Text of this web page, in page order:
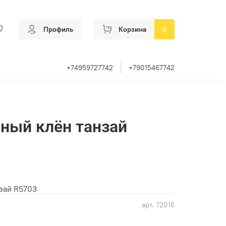
Профиль Корзина 0
+74959727742 +79015467742
арт. 72016
клён танзай
R5703